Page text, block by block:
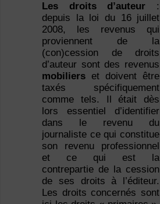
Les droits d’auteur :
depuis la loi du 16 juillet
2008, les revenus qui
proviennent de la
(con)cession de droits
d’auteur sont des revenus
mobilierset doivent être
taxés spécifiquement
comme tels. Il était dès
lors essentiel d’identifier
dans le revenu du
journaliste ce qui constitue
son revenu professionnel
et ce qui est la
contrepartie de la cession
de ses droits à l’éditeur.
Les droits concernés sont